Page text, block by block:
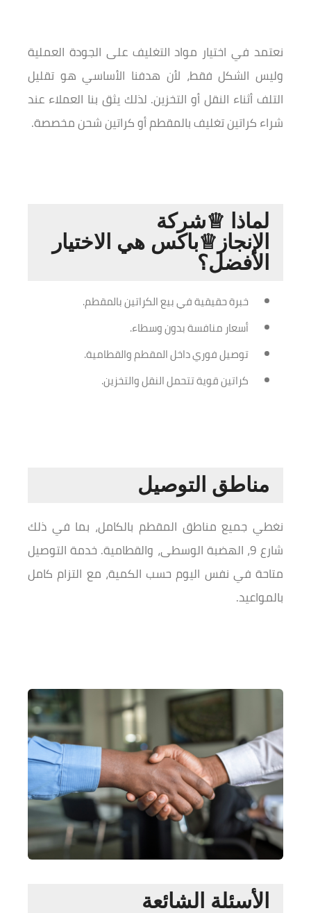
نعتمد في اختيار مواد التغليف على الجودة العملية
وليس الشكل فقط، لأن هدفنا الأساسي هو تقليل
التلف أثناء النقل أو التخزين. لذلك يثق بنا العملاء عند
شراء كراتين تغليف بالمقطم أو كراتين شحن مخصصة.
لماذا ♕شركة
الإنجاز♕باكس هي الاختيار
الأفضل؟
خبرة حقيقية في بيع الكراتين بالمقطم.
أسعار منافسة بدون وسطاء.
توصيل فوري داخل المقطم والقطامية.
كراتين قوية تتحمل النقل والتخزين.
مناطق التوصيل
نغطي جميع مناطق المقطم بالكامل، بما في ذلك
شارع 9، الهضبة الوسطى، والقطامية. خدمة التوصيل
متاحة في نفس اليوم حسب الكمية، مع التزام كامل
بالمواعيد.
الأسئلة الشائعة